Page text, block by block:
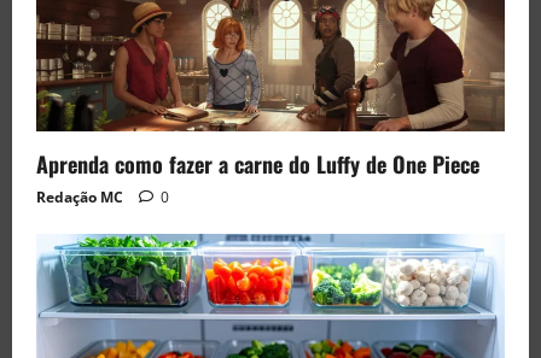
Aprenda como fazer a carne do Luffy de One Piece
Redação MC 0